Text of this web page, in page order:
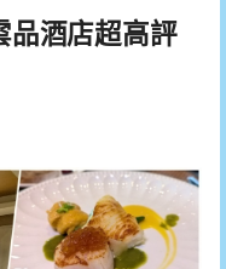
品酒店超高評